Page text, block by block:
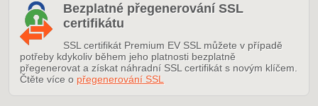
Bezplatné přegenerování SSL
certifikátu
SSL certifikát Premium EV SSL můžete v případě
potřeby kdykoliv během jeho platnosti bezplatně
přegenerovat a získat náhradní SSL certifikát s novým klíčem.
Čtěte více o přegenerování SSL